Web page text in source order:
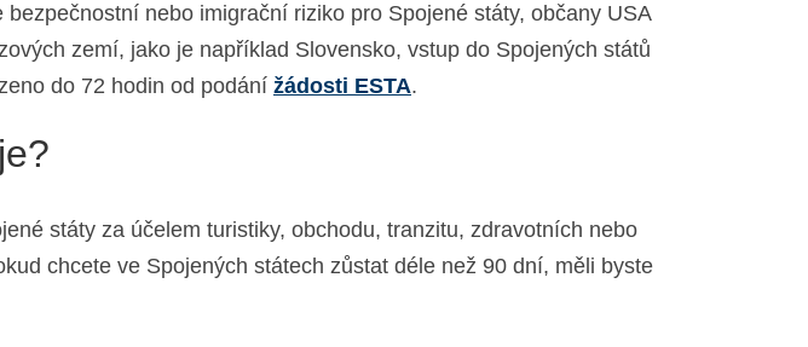
nebo imigrační riziko pro Spojené státy, občany USA
zemí, jako je například Slovensko, vstup do Spojených států
do 72 hodin od podání žádosti ESTA.
státy za účelem turistiky, obchodu, tranzitu, zdravotních nebo
chcete ve Spojených státech zůstat déle než 90 dní, měli byste